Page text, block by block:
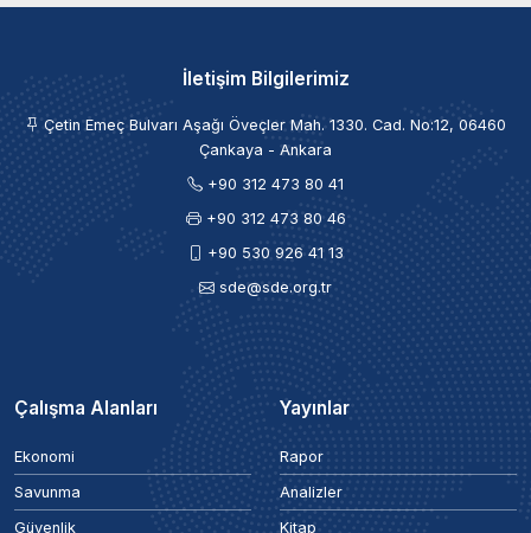
İletişim Bilgilerimiz
Çetin Emeç Bulvarı Aşağı Öveçler Mah. 1330. Cad. No:12, 06460
Çankaya - Ankara
+90 312 473 80 41
+90 312 473 80 46
+90 530 926 41 13
sde@sde.org.tr
Çalışma Alanları
Ekonomi
Savunma
Güvenlik
Yayınlar
Rapor
Analizler
Kitap